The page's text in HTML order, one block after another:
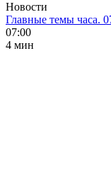
Новости
Главные темы часа.
07:00
4 мин